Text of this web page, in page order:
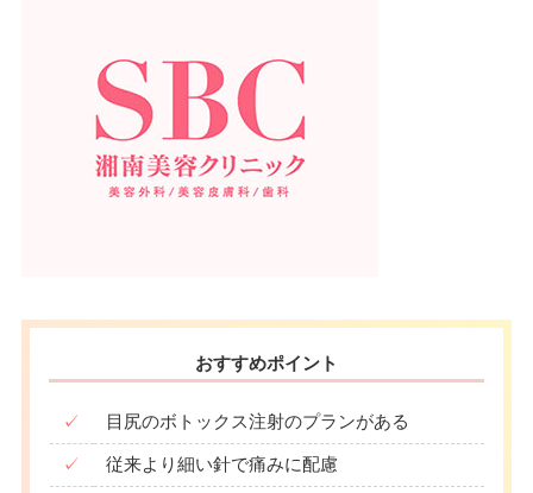
おすすめポイント
✓ 目尻のボトックス注射のプランがある
✓ 従来より細い針で痛みに配慮